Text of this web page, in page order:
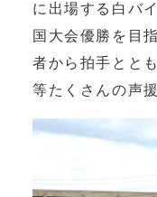
に出場する白バ
国大会優勝を目
者から拍手とと
等たくさんの声